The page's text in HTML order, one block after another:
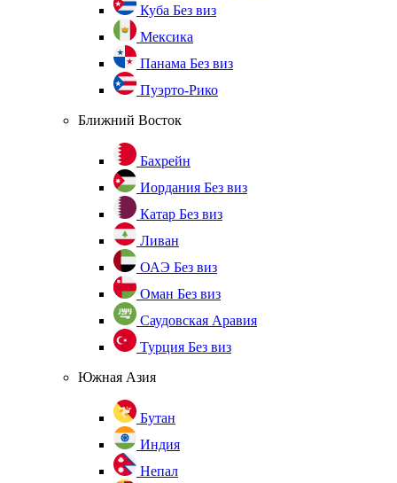
Куба Без виз
Мексика
Панама Без виз
Пуэрто-Рико
Ближний Восток
Бахрейн
Иордания Без виз
Катар Без виз
Ливан
ОАЭ Без виз
Оман Без виз
Саудовская Аравия
Турция Без виз
Южная Азия
Бутан
Индия
Непал